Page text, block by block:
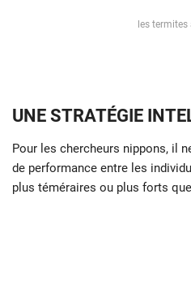
les termites
UNE STRATÉGIE
Pour les chercheurs nippons, il
de performance entre les
plus téméraires ou plus forts